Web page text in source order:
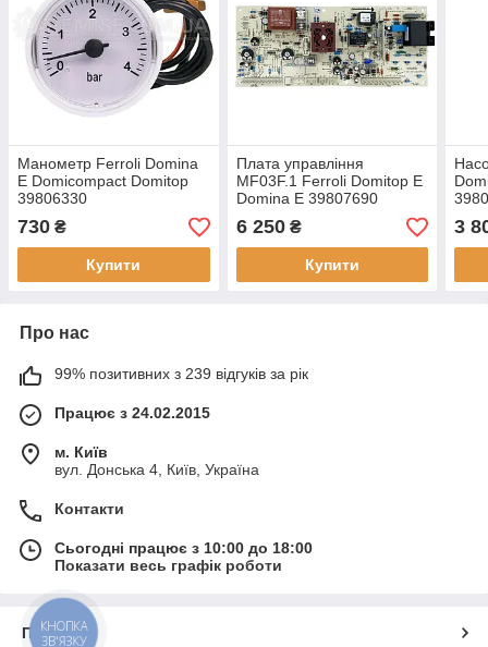
Манометр Ferroli Domina
E Domicompact Domitop
39806330
730 ₴
Купити
Плата управління
MF03F.1 Ferroli Domitop E
Domina E 39807690
6 250₴
Купити
3
Про нас
99% позитивних з 239 відгуків за рік
Працює з 24.02.2015
м. Київ
вул. Донська 4, Київ, Україна
Контакти
Сьогодні працює з 10:00 до 18:00
Показати весь графік роботи
Про нас
КНОПКА
ЗВ'ЯЗКУ